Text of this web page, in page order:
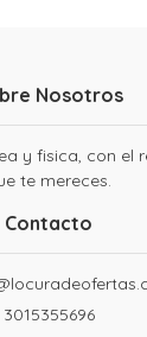
Nosotros
y fisica, con el
te mereces.
Contacto
3015355696